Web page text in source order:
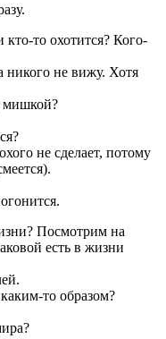
то охотится? Кого-
не вижу. Хотя
мишкой?
не сделает, потому
Посмотрим на
есть в жизни
то образом?